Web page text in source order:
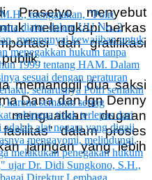
Prasetyo menyebut
melengkapi berkas
dan gratifikasi
memanggil dua saksi
Dana dan Ign Denny
dugaan
dalam proses
jaringan yang lebih